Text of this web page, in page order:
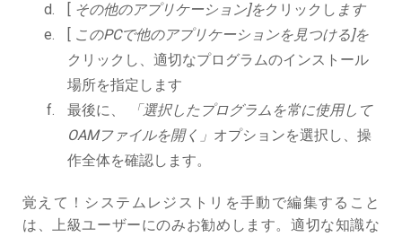
[ その他のアプリケーション]をクリックし ます
[ このPCで他のアプリケーションを見つける]を
クリックし、適切なプログラムのインストール
場所を指定します
最後に、
「選択したプログラムを常に使用して
OAMファイルを開く」 オプションを選択し、操
作全体を確認します。
覚えて！システムレジストリを手動で編集すること
は、上級ユーザーにのみお勧めします。適切な知識な